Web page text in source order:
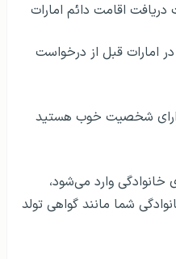
اقامت دائم امارات
امارات قبل از درخواست
دارای شخصیت خوب هستید
خانوادگی وارد می‌شود،
شما مانند گواهی تولد